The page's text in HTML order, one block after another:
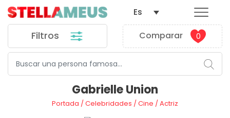
Filtros Comparar 0
Es
Gabrielle Union
Portada /Celebridades /Cine /Actriz